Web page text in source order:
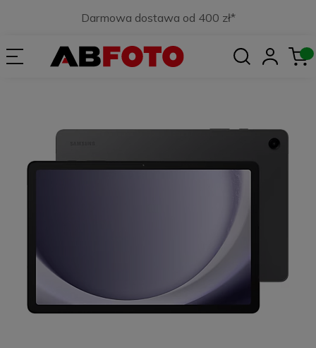
Darmowa dostawa od 400 zł*